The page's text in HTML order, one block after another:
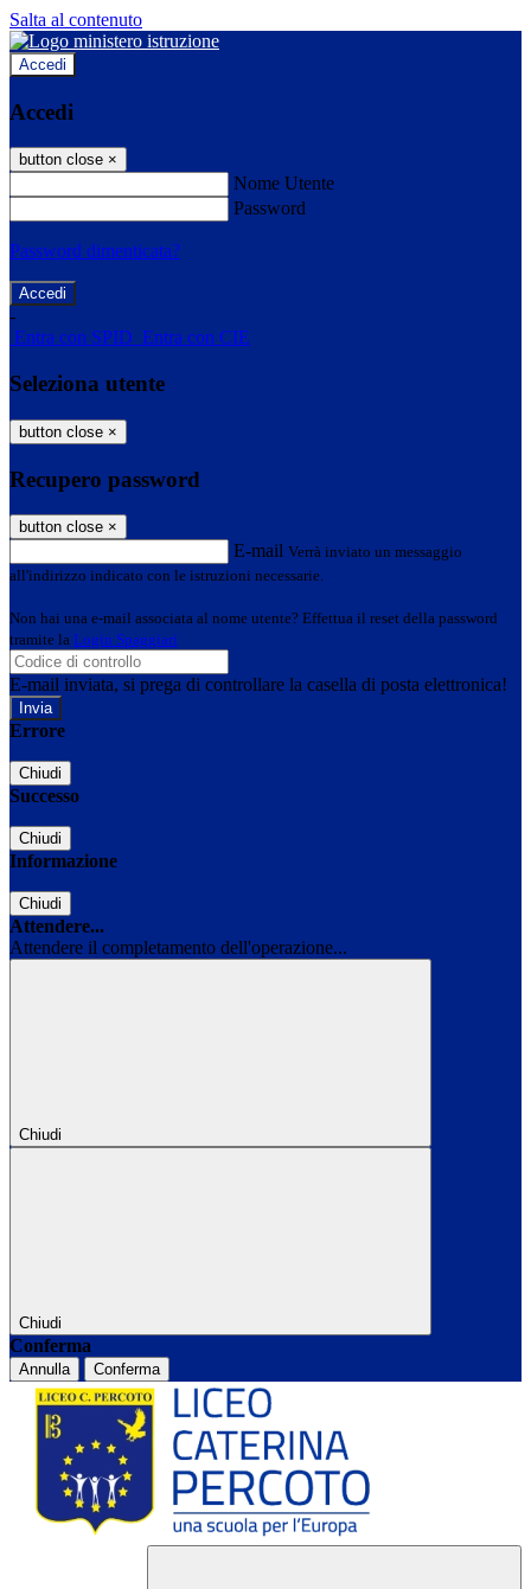
Salta al contenuto
Accedi
Accedi
button close ×
Nome Utente
Password
Password dimenticata?
-
Entra con SPID Entra con CIE
Seleziona utente
button close ×
Recupero password
button close ×
E-mail Verrà inviato un messaggio
all'indirizzo indicato con le istruzioni necessarie.
Non hai una e-mail associata al nome utente? Effettua il reset della password
tramite la Login Spaggiari
E-mail inviata, si prega di controllare la casella di posta elettronica!
Errore
Chiudi
Successo
Chiudi
Informazione
Chiudi
Attendere...
Attendere il completamento dell'operazione...
Chiudi
Chiudi
Conferma
Annulla Conferma